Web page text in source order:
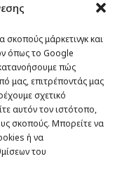
σκοπούς μάρκετινγκ και
όπως το Google
πώς
μας, επιτρέποντάς μας
σχετικό
αυτόν τον ιστότοπο,
σκοπούς. Μπορείτε να
ή να
του